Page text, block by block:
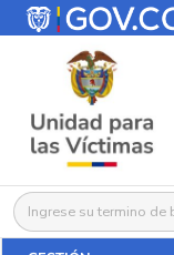
Buscar: